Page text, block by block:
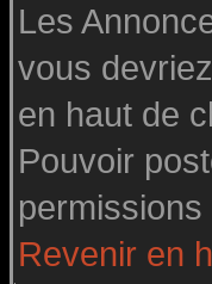
Les
vous
en haut de
Pouvoir
Revenir en